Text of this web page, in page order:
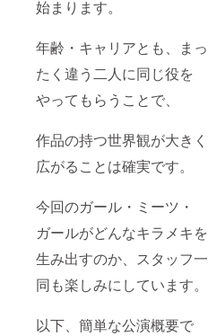
始まります。
年齢・キャリアとも、まっ
たく違う二人に同じ役を
やってもらうことで、
作品の持つ世界観が大きく
広がることは確実です。
今回のガール・ミーツ・
ガールがどんなキラメキを
生み出すのか、スタッフ一
同も楽しみにしています。
以下、簡単な公演概要で